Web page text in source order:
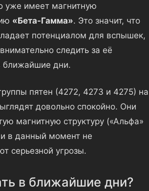
уже имеет магнитную
«Бета-Гамма». Это значит, что
потенциалом для вспышек,
следить за её
ближайшие дни.
пятен (4272, 4273 и 4275) на
довольно спокойно. Они
магнитную структуру («Альфа»
в данный момент не
серьезной угрозы.
в ближайшие дни?